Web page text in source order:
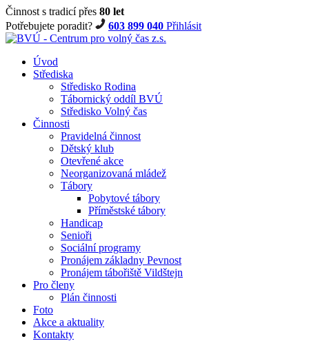
Činnost s tradicí přes 80 let
Potřebujete poradit?
603 899 040 Přihlásit
Úvod
Střediska
Středisko Rodina
Tábornický oddíl BVÚ
Středisko Volný čas
Činnosti
Pravidelná činnost
Dětský klub
Otevřené akce
Neorganizovaná mládež
Tábory
Pobytové tábory
Příměstské tábory
Handicap
Senioři
Sociální programy
Pronájem základny Pevnost
Pronájem tábořiště Vildštejn
Pro členy
Plán činnosti
Foto
Akce a aktuality
Kontakty